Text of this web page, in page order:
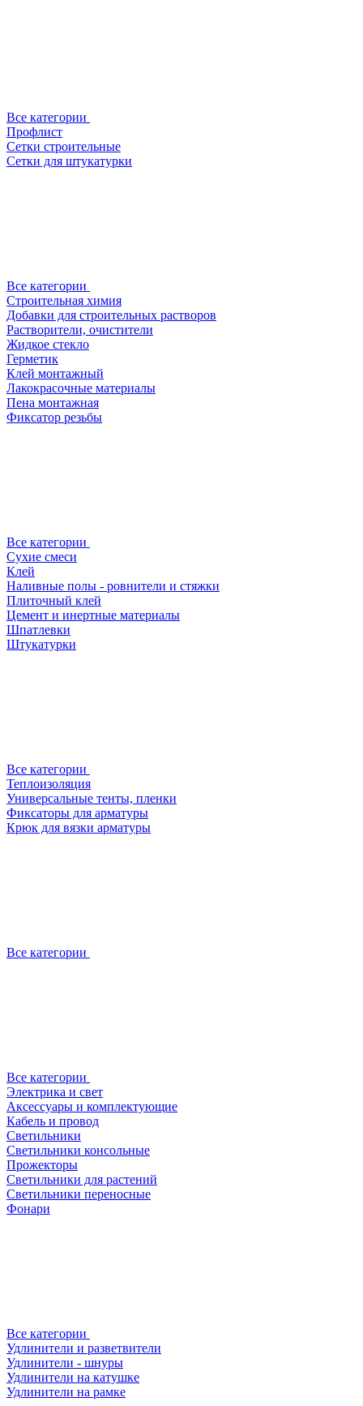
Все категории
Профлист
Сетки строительные
Сетки для штукатурки
Все категории
Строительная химия
Добавки для строительных растворов
Растворители, очистители
Жидкое стекло
Герметик
Клей монтажный
Лакокрасочные материалы
Пена монтажная
Фиксатор резьбы
Все категории
Сухие смеси
Клей
Наливные полы - ровнители и стяжки
Плиточный клей
Цемент и инертные материалы
Шпатлевки
Штукатурки
Все категории
Теплоизоляция
Универсальные тенты, пленки
Фиксаторы для арматуры
Крюк для вязки арматуры
Все категории
Все категории
Электрика и свет
Аксессуары и комплектующие
Кабель и провод
Светильники
Светильники консольные
Прожекторы
Светильники для растений
Светильники переносные
Фонари
Все категории
Удлинители и разветвители
Удлинители - шнуры
Удлинители на катушке
Удлинители на рамке